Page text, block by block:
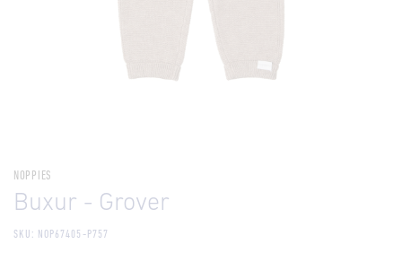
NOPPIES
Buxur - Grover
SKU: NOP67405-P757